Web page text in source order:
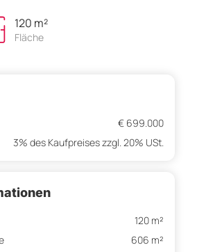
120 m²
Fläche
€ 699.000
3% des Kaufpreises zzgl. 20% USt.
120 m²
606 m²